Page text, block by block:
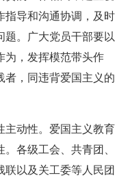
指导和沟通协调，及时
题。广大党员干部要以
为，发挥模范带头作
者，同违背爱国主义的
主动性。爱国主义教育
各级工会、共青团、
以及关工委等人民团